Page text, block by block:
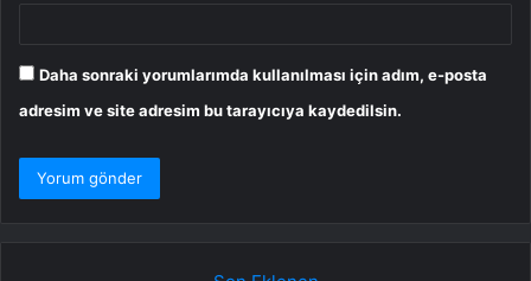
Daha sonraki yorumlarımda kullanılması için adım, e-posta
adresim ve site adresim bu tarayıcıya kaydedilsin.